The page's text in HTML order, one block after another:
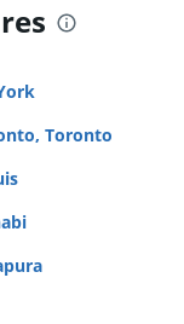
Toronto